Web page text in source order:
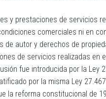
y prestaciones de servicios
comerciales ni en
de autor y derechos de
de servicios realizadas en
fue introducida por la Ley
por la misma Ley
la reforma constitucional de